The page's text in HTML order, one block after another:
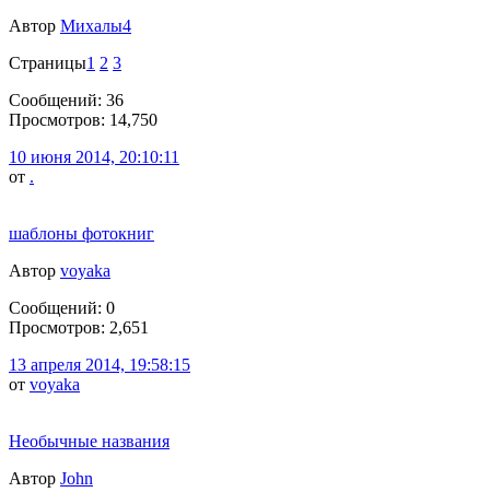
Автор Михалы4
Страницы1 2 3
Сообщений: 36
Просмотров: 14,750
10 июня 2014, 20:10:11
от .
шаблоны фотокниг
Автор voyaka
Сообщений: 0
Просмотров: 2,651
13 апреля 2014, 19:58:15
от voyaka
Необычные названия
Автор John